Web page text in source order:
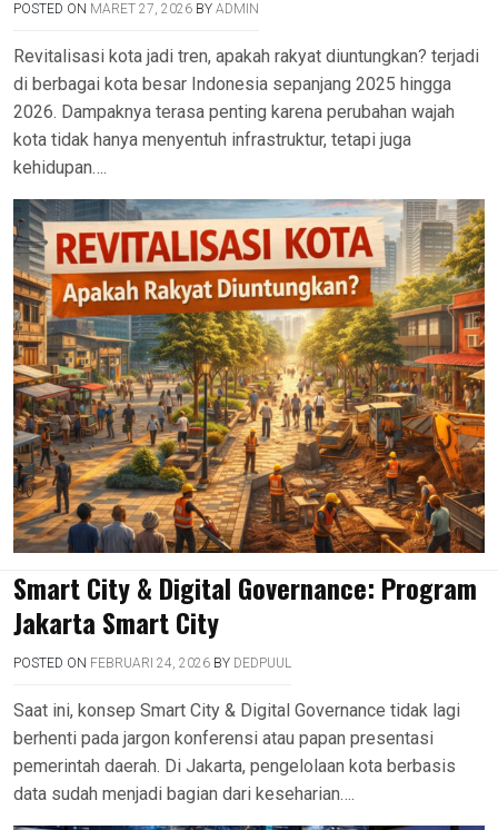
POSTED ON MARET 27, 2026 BY ADMIN
Revitalisasi kota jadi tren, apakah rakyat diuntungkan? terjadi
di berbagai kota besar Indonesia sepanjang 2025 hingga
2026. Dampaknya terasa penting karena perubahan wajah
kota tidak hanya menyentuh infrastruktur, tetapi juga
kehidupan….
Smart City & Digital Governance: Program
Jakarta Smart City
POSTED ON FEBRUARI 24, 2026 BY DEDPUUL
Saat ini, konsep Smart City & Digital Governance tidak lagi
berhenti pada jargon konferensi atau papan presentasi
pemerintah daerah. Di Jakarta, pengelolaan kota berbasis
data sudah menjadi bagian dari keseharian….